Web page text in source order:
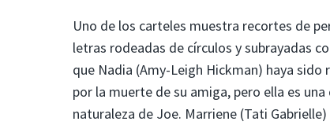
Uno de los carteles muestra recortes de
letras rodeadas de círculos y subrayadas
que Nadia (Amy-Leigh Hickman) haya
por la muerte de su amiga, pero ella es
naturaleza de Joe. Marriene (Tati